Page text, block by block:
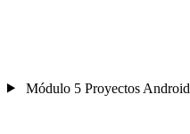
Módulo 5 Proyectos Android